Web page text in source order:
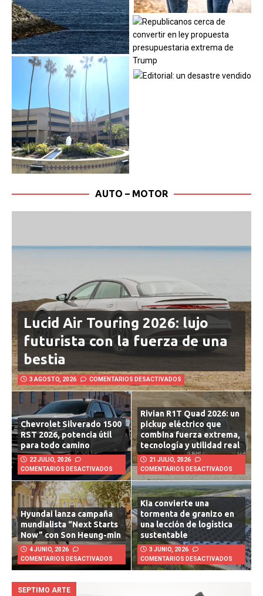
AUTO – MOTOR
Lucid Air Touring 2026: lujo
futurista con la fuerza de una
bestia
3 AGOSTO, 2026 COMENTARIOS DESACTIVADOS
Chevrolet Silverado 1500
RST 2026, potencia útil
para todo camino
22 JULIO, 2026
COMENTARIOS DESACTIVADOS
Rivian R1T Quad 2026: un
pickup eléctrico que
combina fuerza extrema,
tecnología y utilidad real
21 JULIO, 2026
COMENTARIOS DESACTIVADOS
Hyundai lanza campaña
mundialista “Next Starts
Now” con Son Heung-min
4 JUNIO, 2026
COMENTARIOS DESACTIVADOS
Kia convierte una
tormenta de granizo en
una lección de logística
sustentable
3 JUNIO, 2026
COMENTARIOS DESACTIVADOS
SEPTIMO ARTE